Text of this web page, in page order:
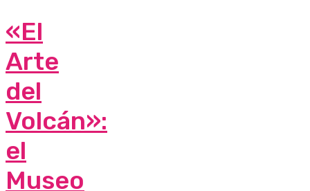
«El
Arte
del
Volcán»:
el
Museo